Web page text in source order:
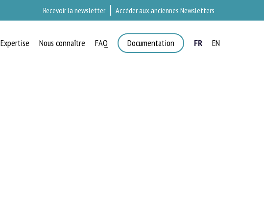
Recevoir la newsletter Accéder aux anciennes Newsletters
Expertise Nous connaître FAQ Documentation FR EN